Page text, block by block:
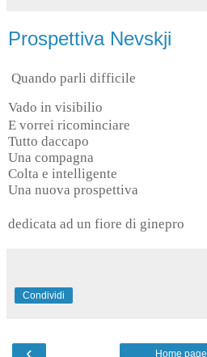
Prospettiva Nevskji
Quando parli difficile
Vado in visibilio
E vorrei ricominciare
Tutto daccapo
Una compagna
Colta e intelligente
Una nuova prospettiva
dedicata ad un fiore di ginepro
Condividi
Home page